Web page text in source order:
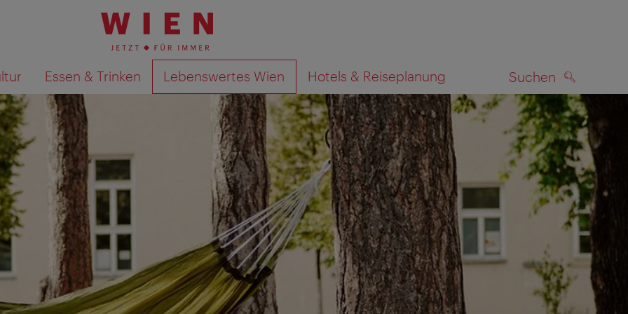
Essen & Trinken Lebenswertes Wien Hotels & Reiseplanung Suchen
Suchergebnisse auf Karte anzeigen SUCHEN